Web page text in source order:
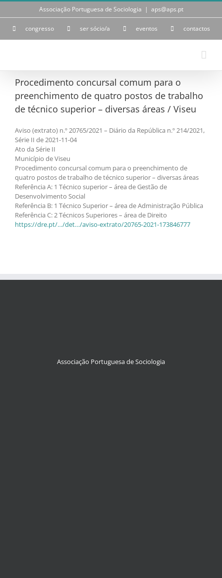
Skip
Associação Portuguesa de Sociologia | aps@aps.pt
congresso ser sócio/a eventos contactos
Procedimento concursal comum para o
preenchimento de quatro postos de trabalho
de técnico superior – diversas áreas / Viseu
Aviso (extrato) n.º 20765/2021 – Diário da República n.º 214/2021,
Série II de 2021-11-04
Ato da Série II
Município de Viseu
Procedimento concursal comum para o preenchimento de
quatro postos de trabalho de técnico superior – diversas áreas
Referência A: 1 Técnico superior – área de Gestão de
Desenvolvimento Social
Referência B: 1 Técnico Superior – área de Administração Pública
Referência C: 2 Técnicos Superiores – área de Direito
https://dre.pt/…/det…/aviso-extrato/20765-2021-173846777
Associação Portuguesa de Sociologia